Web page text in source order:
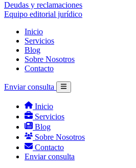
Deudas y reclamaciones
Equipo editorial jurídico
Inicio
Servicios
Blog
Sobre Nosotros
Contacto
Enviar consulta
Inicio
Servicios
Blog
Sobre Nosotros
Contacto
Enviar consulta